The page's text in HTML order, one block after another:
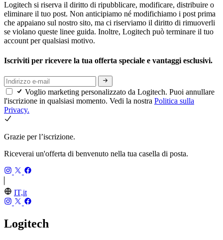
Logitech si riserva il diritto di ripubblicare, modificare, distribuire o
eliminare il tuo post. Non anticipiamo né modifichiamo i post prima
che appaiano sul nostro sito, ma ci riserviamo il diritto di rimuoverli
se violano queste linee guida. Inoltre, Logitech può terminare il tuo
account per qualsiasi motivo.
Iscriviti per ricevere la tua offerta speciale e vantaggi esclusivi.
Voglio marketing personalizzato da Logitech. Puoi annullare
l'iscrizione in qualsiasi momento. Vedi la nostra Politica sulla
Privacy.
Grazie per l’iscrizione.
Riceverai un'offerta di benvenuto nella tua casella di posta.
IT,it
Logitech